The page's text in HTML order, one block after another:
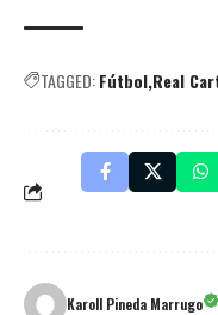
TAGGED:Fútbol Real
Karoll Pineda Marrugo